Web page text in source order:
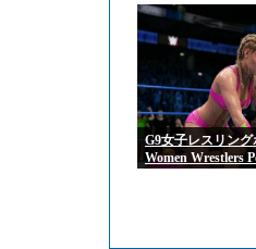
G9女子レスリング
Women Wrestlers